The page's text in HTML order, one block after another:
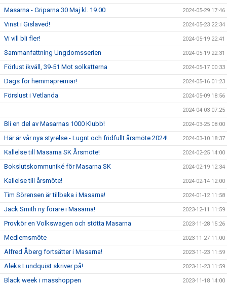
Masarna - Griparna 30 Maj kl. 19.00 2024-05-29 17:46
Vinst i Gislaved! 2024-05-23 22:34
Vi vill bli fler! 2024-05-19 22:41
Sammanfattning Ungdomsserien 2024-05-19 22:31
Förlust ikväll, 39-51 Mot solkatterna 2024-05-17 00:33
Dags för hemmapremiär! 2024-05-16 01:23
Förslust i Vetlanda 2024-05-09 18:56
2024-04-03 07:25
Bli en del av Masarnas 1000 Klubb! 2024-03-25 08:00
Här är vår nya styrelse - Lugnt och fridfullt årsmöte 2024! 2024-03-10 18:37
Kallelse till Masarna SK Årsmöte! 2024-02-25 14:00
Bokslutskommuniké för Masarna SK 2024-02-19 12:34
Kallelse till årsmöte! 2024-02-14 12:00
Tim Sörensen är tillbaka i Masarna! 2024-01-12 11:58
Jack Smith ny förare i Masarna! 2023-12-11 11:59
Provkör en Volkswagen och stötta Masarna 2023-11-28 15:26
Medlemsmöte 2023-11-27 11:00
Alfred Åberg fortsätter i Masarna! 2023-11-23 11:59
Aleks Lundquist skriver på! 2023-11-23 11:59
Black week i masshoppen 2023-11-18 14:00